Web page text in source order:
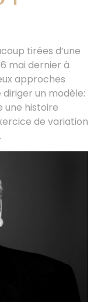
tirées d’une
mai dernier à
approches
un modèle:
une histoire
de variation